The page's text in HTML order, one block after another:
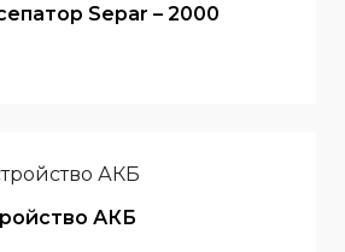
Separ – 2000
АКБ